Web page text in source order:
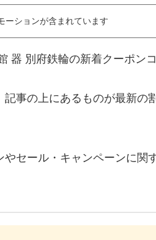
ーションが含まれています
器 別府鉄輪の新着クーポン
事の上にあるものが最新の
セール・キャンペーンに関